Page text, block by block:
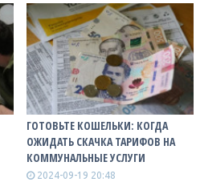
ГОТОВЬТЕ КОШЕЛЬКИ: КОГДА
ОЖИДАТЬ СКАЧКА ТАРИФОВ НА
КОММУНАЛЬНЫЕ УСЛУГИ
2024-09-19 20:48